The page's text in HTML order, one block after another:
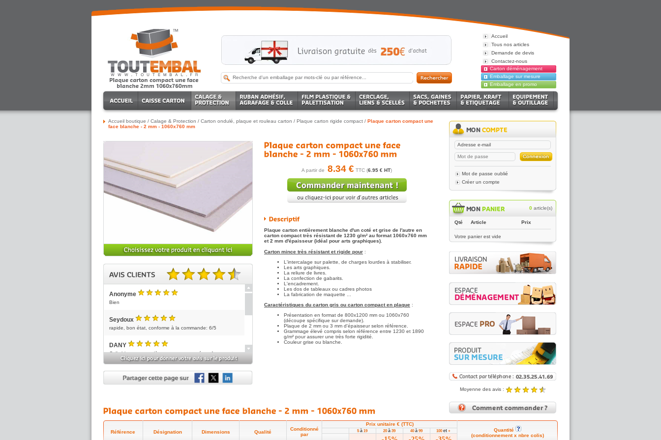
Accueil boutique / Calage & Protection / Carton ondulé, plaque et rouleau carton / Plaque carton rigide compact / Plaque carton compact une
face blanche - 2 mm - 1060x760 mm
4.86 sur 5 basé sur 7 note(s).
Anonyme
Bien
Seydoux
5 /5
rapide, bon état, conforme à la commande: 6/5
DANY
5/5
Colis bien reçu, matière carton compacté conforme.
Satisfait.
Anonyme
5
tout va bien
5
Bien
Délai court.
A partir de 8.34 € TTC (6.95 € HT)
Plaque carton entièrement blanche d'un coté et grise de l'autre en
carton compact très résistant de 1230 g/m² au format 1060x760 mm
et 2 mm d'épaisseur (idéal pour arts graphiques).
Carton mince très résistant et rigide pour :
L'intercalage sur palette, de charges lourdes à stabiliser.
Les arts graphiques.
La reliure de livres.
La confection de gabarits.
L'encadrement.
Les dos de tableaux ou cadres photos
La fabrication de maquette ...
Caractéristiques du carton gris ou carton compacten plaque :
Présentation en format de 800x1200 mm ou 1060x760
(découpe spécifique sur demande).
Plaque de 2 mm ou 3 mm d'épaisseur selon référence.
Grammage élevé compris selon référence entre 1230 et 1890
g/m² pour assurer une très forte rigidité.
Couleur grise ou blanche.
Mot de passe oublié
Créer un compte
0 article(s)
Qté Article Prix
Votre panier est vide
Moyenne des avis :
Noté4.89/5 |8431reviews
Référence Désignation Dimensions Qualité
Conditionné
par
Prix unitaire € (TTC)
Quantité
(conditionnement x nbre colis)
5à 19 20 à 39 40 à 99 100 et +
Accueil
Tous nos articles
Demande de devis
Contactez-nous
Carton déménagement
Emballage sur mesure
Emballage en promo